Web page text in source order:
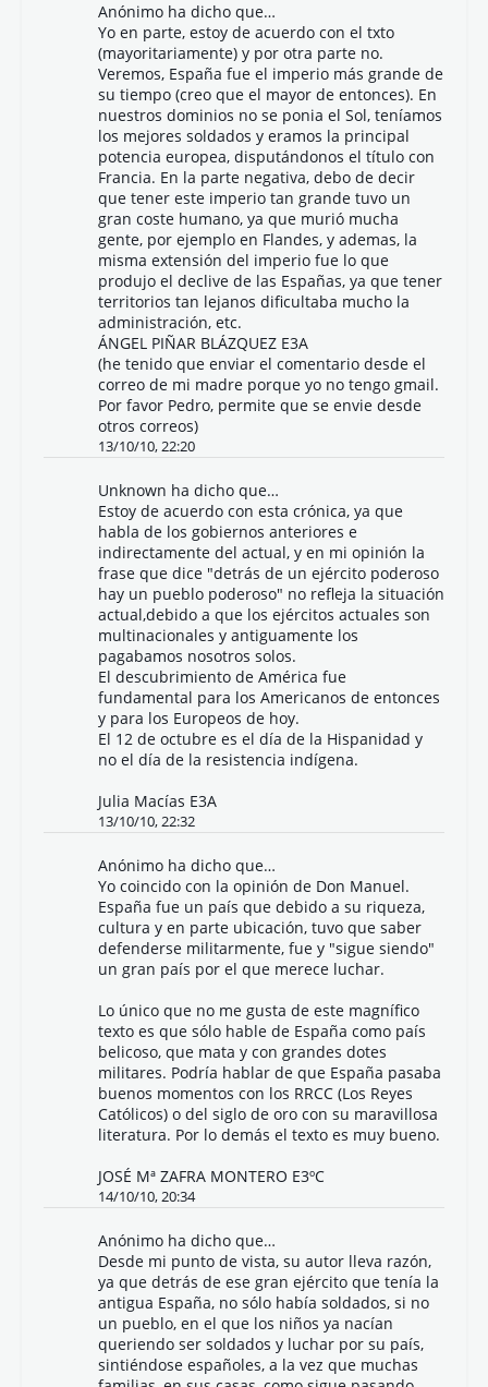
Anónimo ha dicho que…
Yo en parte, estoy de acuerdo con el txto
(mayoritariamente) y por otra parte no.
Veremos, España fue el imperio más grande de
su tiempo (creo que el mayor de entonces). En
nuestros dominios no se ponia el Sol, teníamos
los mejores soldados y eramos la principal
potencia europea, disputándonos el título con
Francia. En la parte negativa, debo de decir
que tener este imperio tan grande tuvo un
gran coste humano, ya que murió mucha
gente, por ejemplo en Flandes, y ademas, la
misma extensión del imperio fue lo que
produjo el declive de las Españas, ya que tener
territorios tan lejanos dificultaba mucho la
administración, etc.
ÁNGEL PIÑAR BLÁZQUEZ E3A
(he tenido que enviar el comentario desde el
correo de mi madre porque yo no tengo gmail.
Por favor Pedro, permite que se envie desde
otros correos)
13/10/10, 22:20
Unknown ha dicho que…
Estoy de acuerdo con esta crónica, ya que
habla de los gobiernos anteriores e
indirectamente del actual, y en mi opinión la
frase que dice "detrás de un ejército poderoso
hay un pueblo poderoso" no refleja la situación
actual,debido a que los ejércitos actuales son
multinacionales y antiguamente los
pagabamos nosotros solos.
El descubrimiento de América fue
fundamental para los Americanos de entonces
y para los Europeos de hoy.
El 12 de octubre es el día de la Hispanidad y
no el día de la resistencia indígena.
Julia Macías E3A
13/10/10, 22:32
Anónimo ha dicho que…
Yo coincido con la opinión de Don Manuel.
España fue un país que debido a su riqueza,
cultura y en parte ubicación, tuvo que saber
defenderse militarmente, fue y "sigue siendo"
un gran país por el que merece luchar.
Lo único que no me gusta de este magnífico
texto es que sólo hable de España como país
belicoso, que mata y con grandes dotes
militares. Podría hablar de que España pasaba
buenos momentos con los RRCC (Los Reyes
Católicos) o del siglo de oro con su maravillosa
literatura. Por lo demás el texto es muy bueno.
JOSÉ Mª ZAFRA MONTERO E3ºC
14/10/10, 20:34
Anónimo ha dicho que…
Desde mi punto de vista, su autor lleva razón,
ya que detrás de ese gran ejército que tenía la
antigua España, no sólo había soldados, si no
un pueblo, en el que los niños ya nacían
queriendo ser soldados y luchar por su país,
sintiéndose españoles, a la vez que muchas